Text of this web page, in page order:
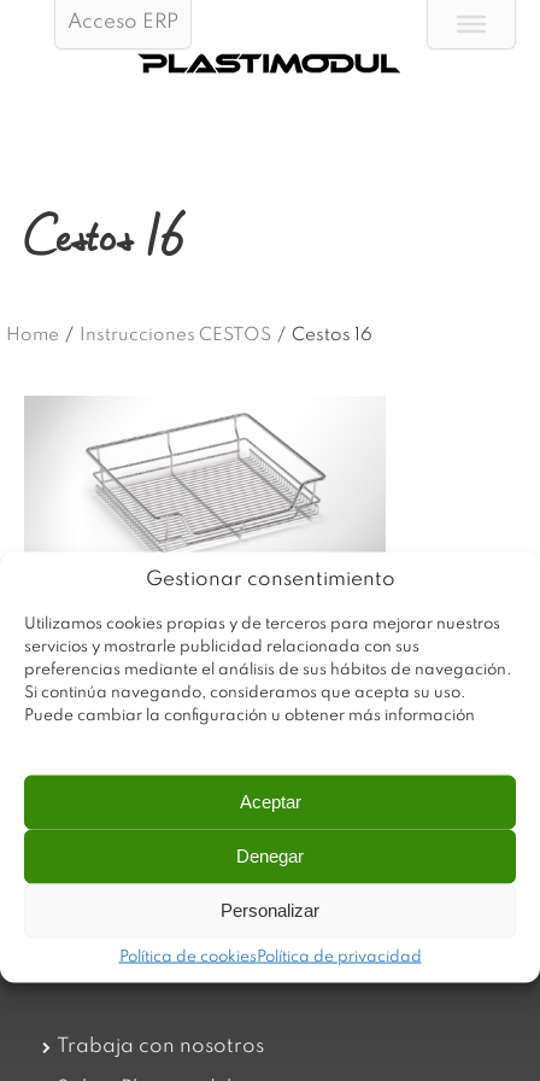
Gestionar consentimiento
Utilizamos cookies propias y de terceros para mejorar nuestros
servicios y mostrarle publicidad relacionada con sus
preferencias mediante el análisis de sus hábitos de navegación.
Si continúa navegando, consideramos que acepta su uso.
Puede cambiar la configuración u obtener más información
Aceptar
Denegar
Personalizar
Política de cookies Política de privacidad
Acceso ERP
Cestos 16
Home / Instrucciones CESTOS / Cestos 16
Plastimodul tiene como objetivo ofrecer productos
innovadores y de máxima calidad, invirtiendo con decisión
en medios tecnológicos que permiten aportar soluciones
calidad y el mejor servicio a nuestros clientes.
Trabaja con nosotros